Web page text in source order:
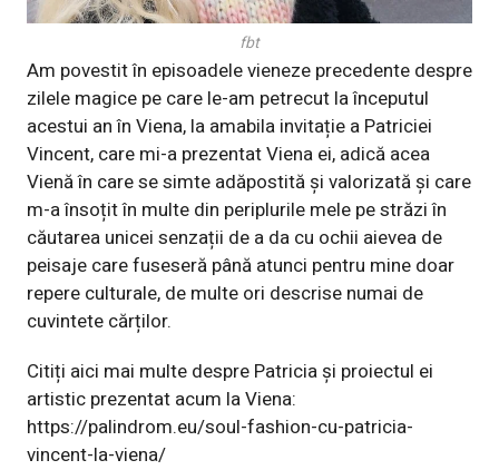
fbt
Am povestit în episoadele vieneze precedente despre
zilele magice pe care le-am petrecut la începutul
acestui an în Viena, la amabila invitație a Patriciei
Vincent, care mi-a prezentat Viena ei, adică acea
Vienă în care se simte adăpostită și valorizată și care
m-a însoțit în multe din periplurile mele pe străzi în
căutarea unicei senzații de a da cu ochii aievea de
peisaje care fuseseră până atunci pentru mine doar
repere culturale, de multe ori descrise numai de
cuvintete cărților.
Citiți aici mai multe despre Patricia și proiectul ei
artistic prezentat acum la Viena:
https://palindrom.eu/soul-fashion-cu-patricia-
vincent-la-viena/